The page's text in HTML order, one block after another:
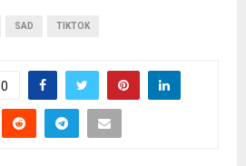
SAD TIKTOK
0